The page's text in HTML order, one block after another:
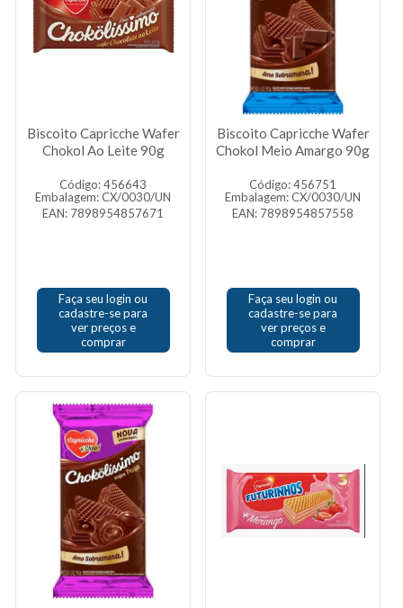
Biscoito Capricche Wafer
Chokol Ao Leite 90g
Código: 456643
Embalagem: CX/0030/UN
EAN: 7898954857671
Faça seu login ou
cadastre-se para
ver preços e
comprar
Biscoito Capricche Wafer
Chokol Meio Amargo 90g
Código: 456751
Embalagem: CX/0030/UN
EAN: 7898954857558
Faça seu login ou
cadastre-se para
ver preços e
comprar